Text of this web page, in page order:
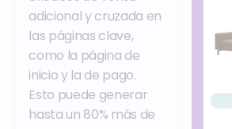
adicional y cruzada en
las páginas clave,
como la página de
inicio y la de pago.
Esto puede generar
hasta un 80% más de